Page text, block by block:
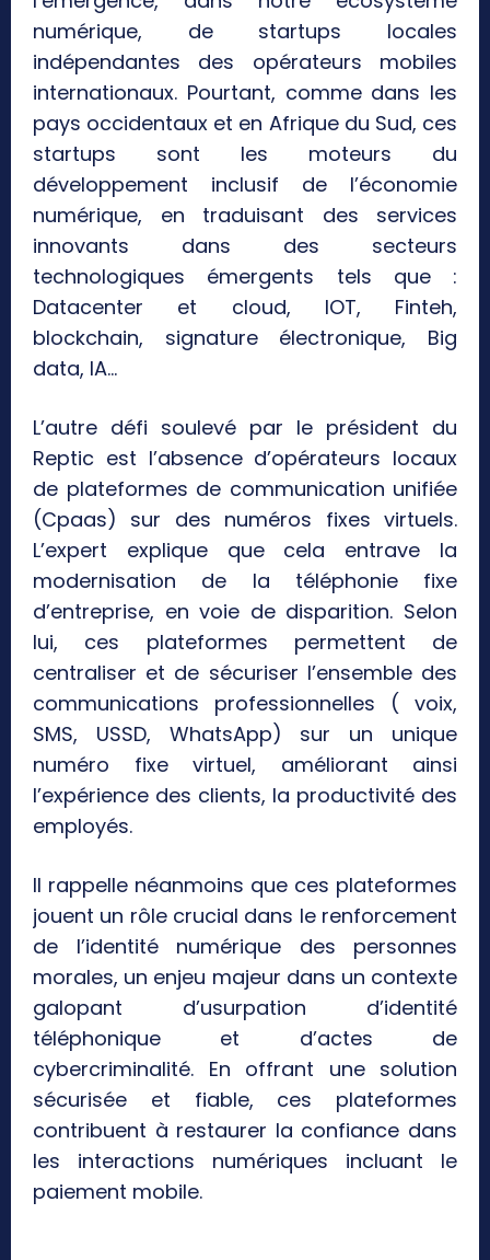
numérique, de startups locales
indépendantes des opérateurs mobiles
internationaux. Pourtant, comme dans les
pays occidentaux et en Afrique du Sud, ces
startups sont les moteurs du
développement inclusif de l’économie
numérique, en traduisant des services
innovants dans des secteurs
technologiques émergents tels que :
Datacenter et cloud, IOT, Finteh,
blockchain, signature électronique, Big
data, IA…
L’autre défi soulevé par le président du
Reptic est l’absence d’opérateurs locaux
de plateformes de communication unifiée
(Cpaas) sur des numéros fixes virtuels.
L’expert explique que cela entrave la
modernisation de la téléphonie fixe
d’entreprise, en voie de disparition. Selon
lui, ces plateformes permettent de
centraliser et de sécuriser l’ensemble des
communications professionnelles ( voix,
SMS, USSD, WhatsApp) sur un unique
numéro fixe virtuel, améliorant ainsi
l’expérience des clients, la productivité des
employés.
Il rappelle néanmoins que ces plateformes
jouent un rôle crucial dans le renforcement
de l’identité numérique des personnes
morales, un enjeu majeur dans un contexte
galopant d’usurpation d’identité
téléphonique et d’actes de
cybercriminalité. En offrant une solution
sécurisée et fiable, ces plateformes
contribuent à restaurer la confiance dans
les interactions numériques incluant le
paiement mobile.